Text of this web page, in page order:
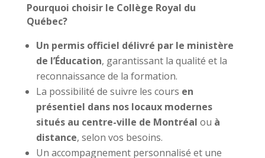
Pourquoi choisir le Collège Royal du
Québec?
Un permis officiel délivré par le ministère
de l’Éducation, garantissant la qualité et la
reconnaissance de la formation.
La possibilité de suivre les cours en
présentiel dans nos locaux modernes
situés au centre-ville de Montréal ou à
distance, selon vos besoins.
Un accompagnement personnalisé et une